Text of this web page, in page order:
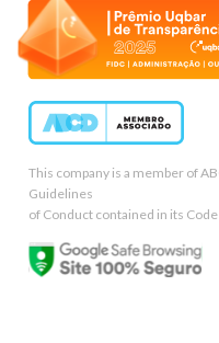
This company is a member of
Guidelines
of Conduct contained in its